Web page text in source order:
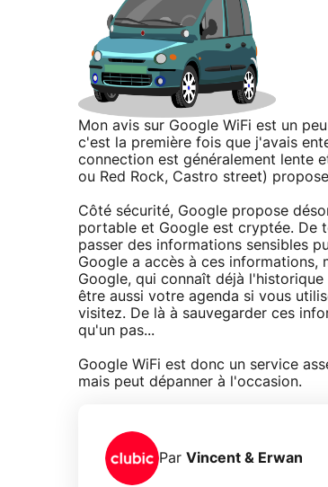
Mon avis sur Google WiFi est un
c'est la première fois que j'avais
connection est généralement lente
ou Red Rock, Castro street)
Côté sécurité, Google propose
portable et Google est cryptée. De
passer des informations sensibles
Google a accès à ces informations,
Google, qui connaît déjà
être aussi votre agenda si vous
visitez. De là à sauvegarder ces
qu'un pas...
Google WiFi est donc un service
mais peut dépanner à l'occasion.
Par Vincent & Erwan